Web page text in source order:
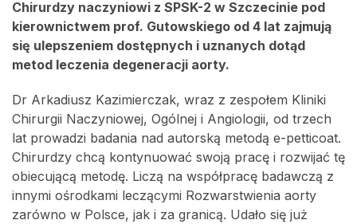
Chirurdzy naczyniowi z SPSK-2 w Szczecinie pod
kierownictwem prof. Gutowskiego od 4 lat zajmują
się ulepszeniem dostępnych i uznanych dotąd
metod leczenia degeneracji aorty.
Dr Arkadiusz Kazimierczak, wraz z zespołem Kliniki
Chirurgii Naczyniowej, Ogólnej i Angiologii, od trzech
lat prowadzi badania nad autorską metodą e-petticoat.
Chirurdzy chcą kontynuować swoją pracę i rozwijać tę
obiecującą metodę. Liczą na współpracę badawczą z
innymi ośrodkami leczącymi Rozwarstwienia aorty
zarówno w Polsce, jak i za granicą. Udało się już